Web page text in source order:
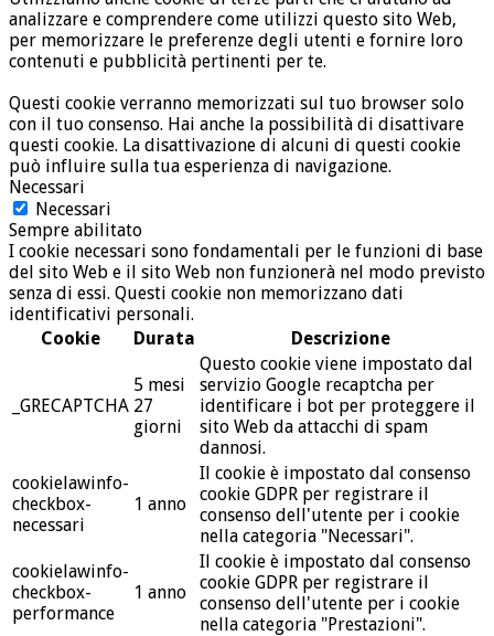
analizzare e comprendere come utilizzi questo sito Web,
per memorizzare le preferenze degli utenti e fornire loro
contenuti e pubblicità pertinenti per te.
Questi cookie verranno memorizzati sul tuo browser solo
con il tuo consenso. Hai anche la possibilità di disattivare
questi cookie. La disattivazione di alcuni di questi cookie
può influire sulla tua esperienza di navigazione.
Necessari
Necessari
Sempre abilitato
I cookie necessari sono fondamentali per le funzioni di base
del sito Web e il sito Web non funzionerà nel modo previsto
senza di essi. Questi cookie non memorizzano dati
identificativi personali.
Cookie
Durata Descrizione
_GRECAPTCHA
5 mesi
27
giorni
Questo cookie viene impostato dal
servizio Google recaptcha per
identificare i bot per proteggere il
sito Web da attacchi di spam
dannosi.
cookielawinfo-
checkbox-
necessari
1 anno
Il cookie è impostato dal consenso
cookie GDPR per registrare il
consenso dell'utente per i cookie
nella categoria "Necessari".
cookielawinfo-
checkbox-
performance
1 anno
Il cookie è impostato dal consenso
cookie GDPR per registrare il
consenso dell'utente per i cookie
nella categoria "Prestazioni".